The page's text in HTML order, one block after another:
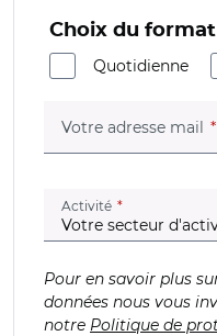
Choix du format
Quotidienne
Votre adresse mail
Activité (champ
Pour en savoir plus
données nous vous
notre Politique de